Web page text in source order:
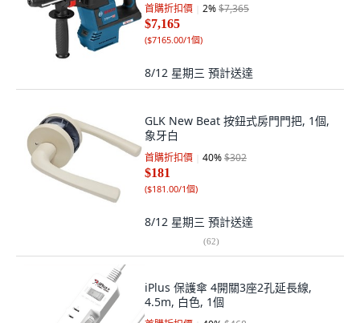
首購折扣價 2%$7,365
$7,165
($7165.00/1個)
8/12 星期三 預計送達
GLK New Beat 按鈕式房門門把, 1個,
象牙白
首購折扣價 40%$302
$181
($181.00/1個)
8/12 星期三 預計送達
(62)
iPlus 保護傘 4開關3座2孔延長線,
4.5m, 白色, 1個